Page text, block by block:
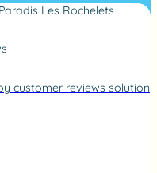
Les Rochelets
customer reviews solution